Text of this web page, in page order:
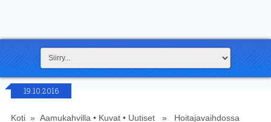
19.10.2016
Koti» Aamukahvilla• Kuvat• Uutiset» Hoitajavaihdossa